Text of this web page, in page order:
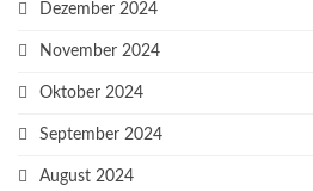
Dezember 2024
November 2024
Oktober 2024
September 2024
August 2024